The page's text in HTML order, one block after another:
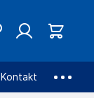
Kontakt